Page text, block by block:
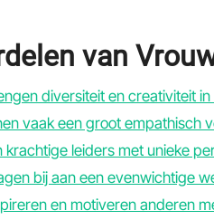
van
diversiteit en creativiteit
vaak een groot empathisch
krachtige leiders met unieke
bij aan een evenwichtige
en motiveren anderen